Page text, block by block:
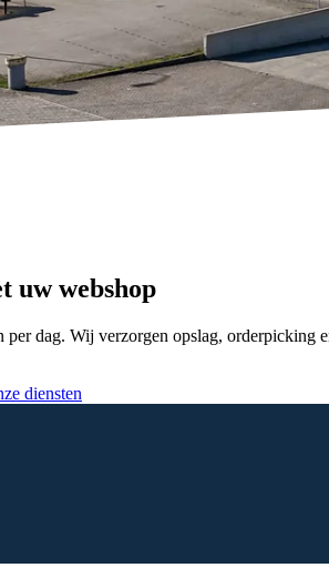
uw webshop
per dag. Wij verzorgen opslag,
diensten